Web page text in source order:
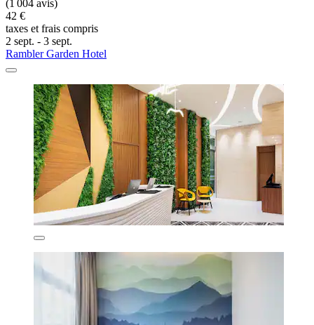
(1 004 avis)
42 €
taxes et frais compris
2 sept. - 3 sept.
Rambler Garden Hotel